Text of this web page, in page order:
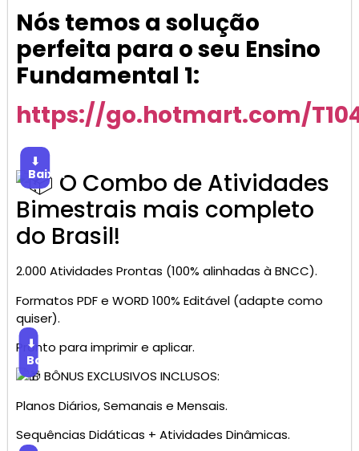
Nós temos a solução
perfeita para o seu Ensino
Fundamental 1:
https://go.hotmart.com/
⬇
BaixarO Combo de Atividades
Bimestrais mais completo
do Brasil!
2.000 Atividades Prontas (100% alinhadas à BNCC).
Formatos PDF e WORD 100% Editável (adapte como
quiser).
Pronto para imprimir e aplicar.
⬇
Baixar
BÔNUS EXCLUSIVOS INCLUSOS:
Planos Diários, Semanais e Mensais.
Sequências Didáticas + Atividades Dinâmicas.